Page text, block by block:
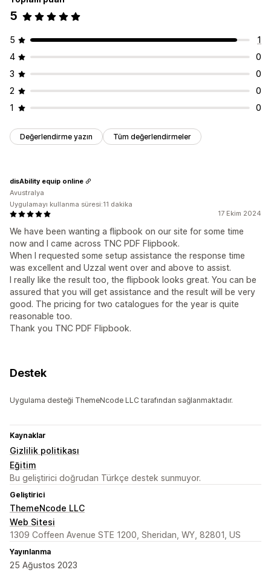
5
5
1
4
0
3
0
2
0
1
0
Değerlendirme yazın Tüm değerlendirmeler
17 Ekim 2024
We have been wanting a flipbook on our site for some time
now and I came across TNC PDF Flipbook.
When I requested some setup assistance the response time
was excellent and Uzzal went over and above to assist.
I really like the result too, the flipbook looks great. You can be
assured that you will get assistance and the result will be very
good. The pricing for two catalogues for the year is quite
reasonable too.
Thank you TNC PDF Flipbook.
disAbility equip online
Avustralya
Uygulamayı kullanma süresi:11 dakika
Destek
Uygulama desteği ThemeNcode LLC tarafından sağlanmaktadır.
Kaynaklar
Gizlilik politikası
Eğitim
Bu geliştirici doğrudan Türkçe destek sunmuyor.
Geliştirici
ThemeNcode LLC
Web Sitesi
1309 Coffeen Avenue STE 1200, Sheridan, WY, 82801, US
Yayınlanma
25 Ağustos 2023